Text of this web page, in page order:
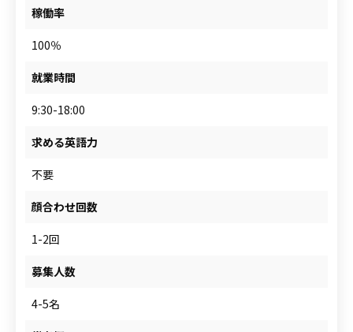
稼働率
100％
就業時間
9:30-18:00
求める英語力
不要
顔合わせ回数
1-2回
募集人数
4-5名